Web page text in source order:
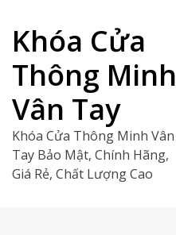
content
Khóa Cửa
Thông Minh
Vân Tay
Khóa Cửa Thông Minh Vân
Tay Bảo Mật, Chính Hãng,
Giá Rẻ, Chất Lượng Cao